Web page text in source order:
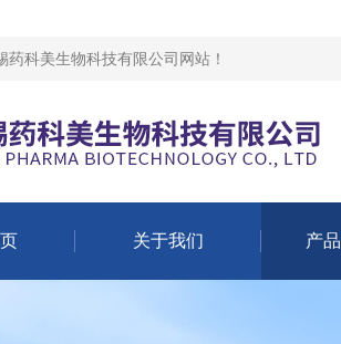
药科美生物科技有限公司网站 ！
关于我们 产